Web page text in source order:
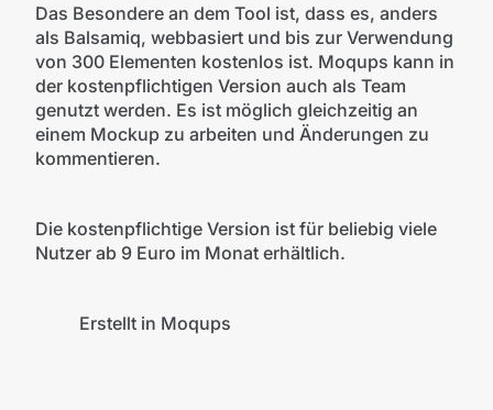
Das Besondere an dem Tool ist, dass es, anders
als Balsamiq, webbasiert und bis zur Verwendung
von 300 Elementen kostenlos ist. Moqups kann in
der kostenpflichtigen Version auch als Team
genutzt werden. Es ist möglich gleichzeitig an
einem Mockup zu arbeiten und Änderungen zu
kommentieren.
Die kostenpflichtige Version ist für beliebig viele
Nutzer ab 9 Euro im Monat erhältlich.
Erstellt in Moqups